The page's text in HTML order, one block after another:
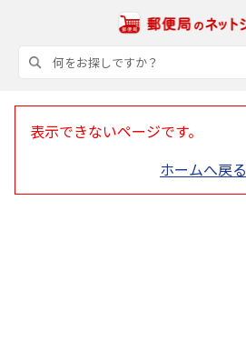
表示できないページです。
ホームへ戻る